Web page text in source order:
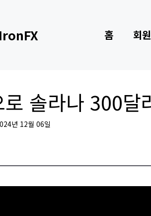
IronFX 홈 회
솔라나 300달
년 12월 06일